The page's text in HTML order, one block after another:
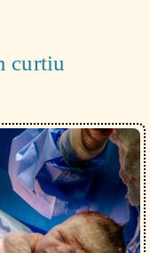
curtiu